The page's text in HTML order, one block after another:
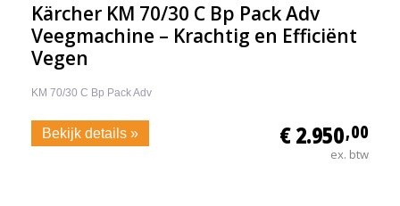
Kärcher KM 70/30 C Bp Pack Adv
Veegmachine – Krachtig en Efficiënt
Vegen
KM 70/30 C Bp Pack Adv
€ 2.950,00
ex. btw
Bekijk details »